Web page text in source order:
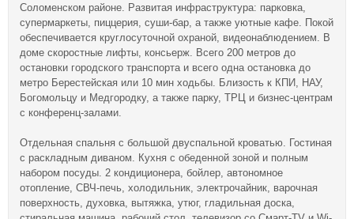
Соломенском районе. Развитая инфраструктура: парковка,
супермаркеты, пиццерия, суши-бар, а также уютные кафе. Покой
обеспечивается круглосуточной охраной, видеонаблюдением. В
доме скоростные лифты, консьерж. Всего 200 метров до
остановки городского транспорта и всего одна остановка до
метро Берестейская или 10 мин ходьбы. Близость к КПИ, НАУ,
Богомольцу и Медгородку, а также парку, ТРЦ и бизнес-центрам
с конференц-залами.
Отдельная спальня с большой двуспальной кроватью. Гостиная
с раскладным диваном. Кухня с обеденной зоной и полным
набором посуды. 2 кондиционера, бойлер, автономное
отопление, СВЧ-печь, холодильник, электрочайник, варочная
поверхность, духовка, вытяжка, утюг, гладильная доска,